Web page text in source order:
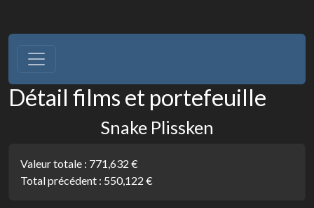
Détail films et portefeuille
Snake Plissken
Valeur totale : 771,632 €
Total précédent : 550,122 €